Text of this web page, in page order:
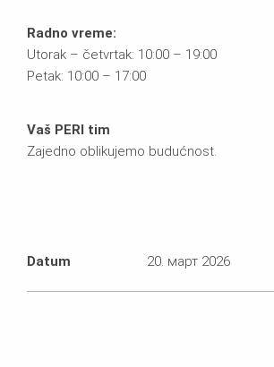
Radno vreme:
Utorak – četvrtak: 10:00 – 19:00
Petak: 10:00 – 17:00
Vaš PERI tim
Zajedno oblikujemo budućnost.
Datum 20. март 2026